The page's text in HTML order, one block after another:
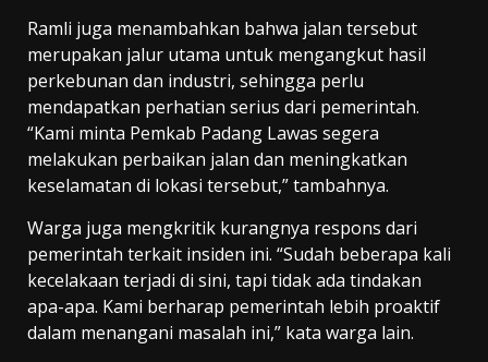
Ramli juga menambahkan bahwa jalan tersebut
merupakan jalur utama untuk mengangkut hasil
perkebunan dan industri, sehingga perlu
mendapatkan perhatian serius dari pemerintah.
“Kami minta Pemkab Padang Lawas segera
melakukan perbaikan jalan dan meningkatkan
keselamatan di lokasi tersebut,” tambahnya.
Warga juga mengkritik kurangnya respons dari
pemerintah terkait insiden ini. “Sudah beberapa kali
kecelakaan terjadi di sini, tapi tidak ada tindakan
apa-apa. Kami berharap pemerintah lebih proaktif
dalam menangani masalah ini,” kata warga lain.